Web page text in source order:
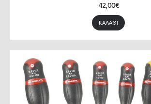
42,00€
ΚΑΛΆΘΙ